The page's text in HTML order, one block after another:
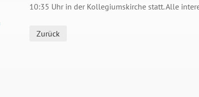
10:35 Uhr in der Kollegiumskirche statt. Alle
Zurück